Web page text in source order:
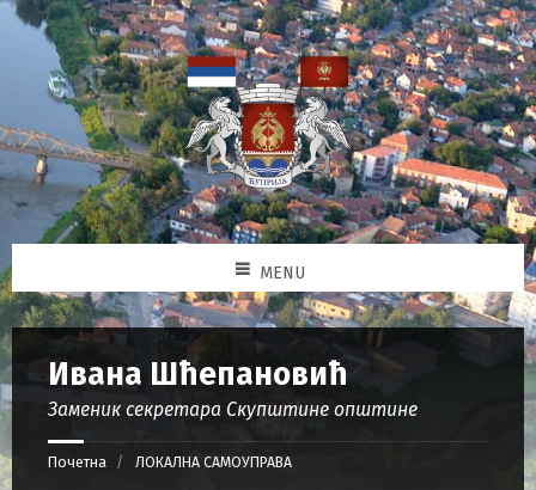
MENU
Ивана Шћепановић
Заменик секретара Скупштине општине
Почетна ЛОКАЛНА САМОУПРАВА